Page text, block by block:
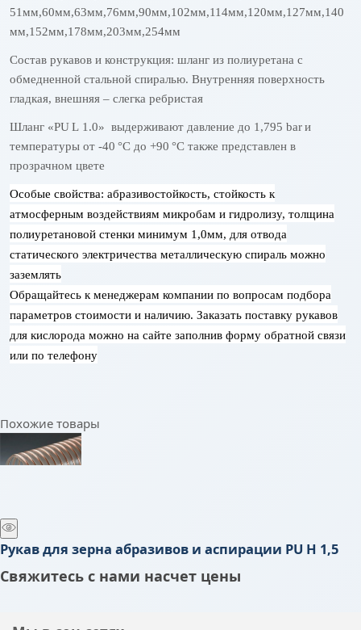
51мм,60мм,63мм,76мм,90мм,102мм,114мм,120мм,127мм,140
мм,152мм,178мм,203мм,254мм
Состав рукавов и конструкция: шланг из полиуретана с
обмедненной стальной спиралью. Внутренняя поверхность
гладкая, внешняя – слегка ребристая
Шланг «PUL 1.0» выдерживают давление до 1,795 barи
температуры от -40 °C до +90 °C также представлен в
прозрачном цвете
Особые свойства: абразивостойкость, стойкость к
атмосферным воздействиям микробам и гидролизу, толщина
полиуретановой стенки минимум 1,0мм, для отвода
статического электричества металлическую спираль можно
заземлять
Обращайтесь к менеджерам компании по вопросам подбора
параметров стоимости и наличию. Заказать поставку рукавов
для кислорода можно на сайте заполнив форму обратной связи
или по телефону
Похожие товары
Рукав для зерна абразивов и аспирации PU H 1,5
Свяжитесь с нами насчет цены